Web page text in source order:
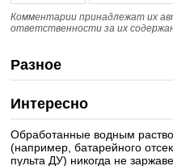
Комментарии принадлежат их
ответственности за их
Разное
Интересно
Обработанные водным
(например, батарейного
пульта ДУ) никогда не